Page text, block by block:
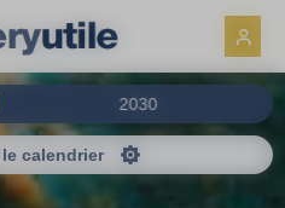
2030
calendrier